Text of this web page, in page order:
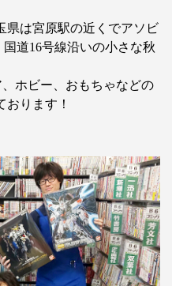
県は宮原駅の近くでアソビ
道16号線沿いの小さな秋
ホビー、おもちゃなどの
ります！